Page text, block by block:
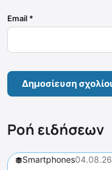
Email *
Ροή ειδήσεων
Smartphones04.08.26